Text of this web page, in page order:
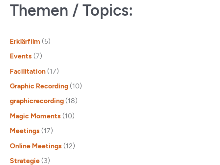
Themen / Topics:
Erklärfilm (5)
Events (7)
Facilitation (17)
Graphic Recording (10)
graphicrecording (18)
Magic Moments (10)
Meetings (17)
Online Meetings (12)
Strategie (3)